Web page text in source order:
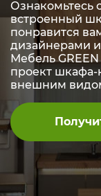
Ознакомьтесь
встроенный
понравится
дизайнерами
Мебель
проект шкафа-
внешним